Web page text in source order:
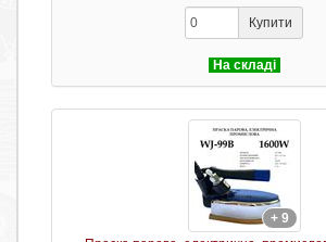
Купити
На складі
+ 9